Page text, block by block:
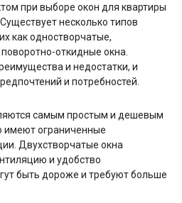
при выборе окон для квартиры
несколько типов
как одностворчатые,
откидные окна.
и недостатки, и
и потребностей.
самым простым и дешевым
имеют ограниченные
Двухстворчатые окна
и удобство
быть дороже и требуют больше